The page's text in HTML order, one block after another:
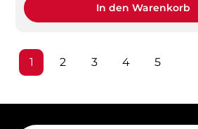
In den Warenkorb
Seite
1 Seite
2 Seite
3 Seite
4 Seite
5